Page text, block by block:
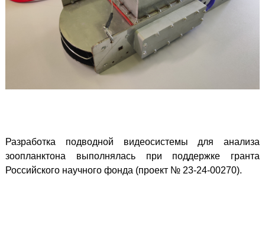
Разработка подводной видеосистемы для анализа
зоопланктона выполнялась при поддержке гранта
Российского научного фонда (проект № 23-24-00270).